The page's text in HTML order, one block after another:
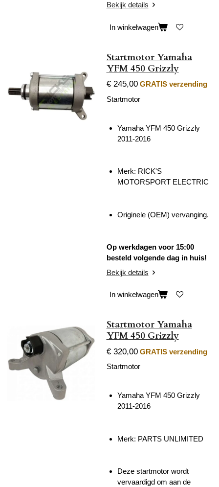
Bekijk details
In winkelwagen
Startmotor Yamaha
YFM 450 Grizzly
€ 245,00 GRATIS verzending
Startmotor
Yamaha YFM 450 Grizzly
2011-2016
Merk: RICK'S
MOTORSPORT ELECTRIC
Originele (OEM) vervanging.
Op werkdagen voor 15:00
besteld volgende dag in huis!
Bekijk details
In winkelwagen
Startmotor Yamaha
YFM 450 Grizzly
€ 320,00 GRATIS verzending
Startmotor
Yamaha YFM 450 Grizzly
2011-2016
Merk: PARTS UNLIMITED
Deze startmotor wordt
vervaardigd om aan de